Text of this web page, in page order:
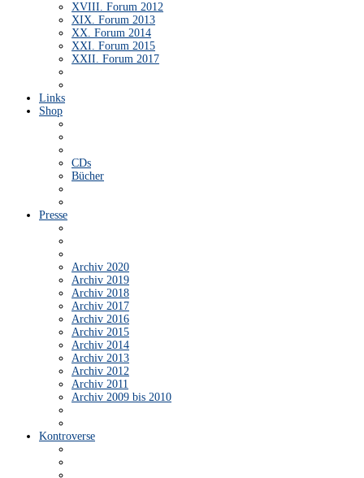
XVIII. Forum 2012
XIX. Forum 2013
XX. Forum 2014
XXI. Forum 2015
XXII. Forum 2017
Links
Shop
CDs
Bücher
Presse
Archiv 2020
Archiv 2019
Archiv 2018
Archiv 2017
Archiv 2016
Archiv 2015
Archiv 2014
Archiv 2013
Archiv 2012
Archiv 2011
Archiv 2009 bis 2010
Kontroverse